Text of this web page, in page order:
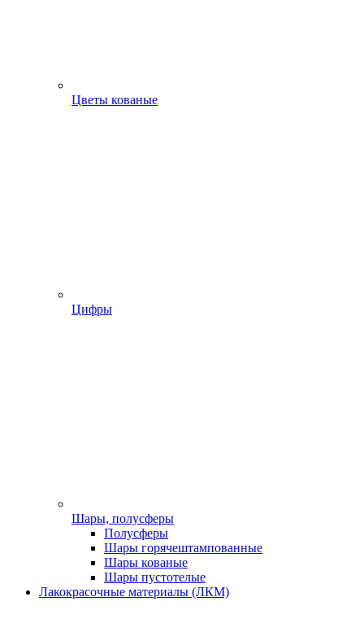
Цветы кованые
Цифры
Шары, полусферы
Полусферы
Шары горячештампованные
Шары кованые
Шары пустотелые
Лакокрасочные материалы (ЛКМ)